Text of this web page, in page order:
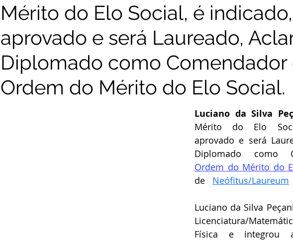
Mérito do Elo Social, é indicado,
aprovado e será Laureado,
Diplomado como Comendador
Ordem do Mérito do Elo Social.
Luciano da Silva
Mérito do Elo
aprovado e será
Ordem do Mérito do
de Neófitus/Laureum
Luciano da Silva
Licenciatura/
Física e integrou